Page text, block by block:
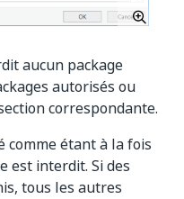
aucun package
autorisés ou
correspondante.
comme étant à la fois
est interdit. Si des
tous les autres